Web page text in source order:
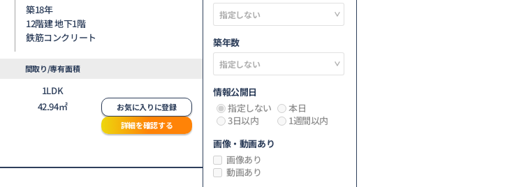
築18年
12階建 地下1階
鉄筋コンクリート
間取り/専有面積
1LDK
42.94㎡
お気に入りに登録
詳細を確認する
築年数
情報公開日
指定しない
本日
3日以内
1週間以内
画像・動画あり
画像あり
動画あり